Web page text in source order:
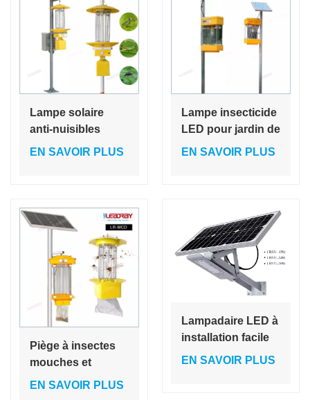
Lampe solaire
anti-nuisibles
d'extérieur avec
EN SAVOIR PLUS
Lampe insecticide
LED pour jardin de
thé avec vibration
insectes, garantie
1 an.
EN SAVOIR PLUS
Piège à insectes
mouches et
moustiques à
EN SAVOIR PLUS
Lampadaire LED à
installation facile
pour
EN SAVOIR PLUS